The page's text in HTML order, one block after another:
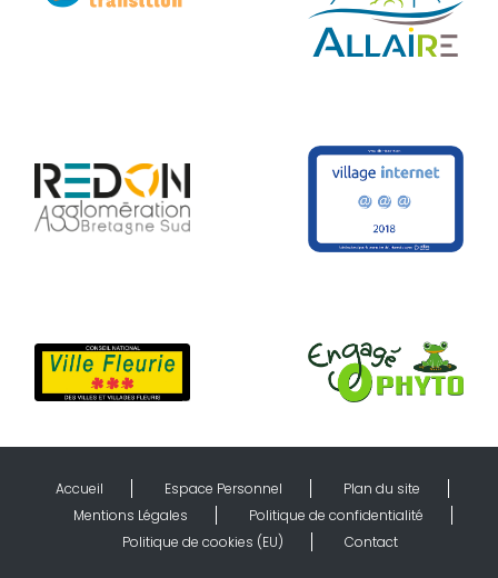
Accueil Espace Personnel
Plan du site
Mentions Légales
Politique de confidentialité
Politique de cookies (EU)
Contact